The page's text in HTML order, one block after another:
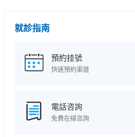
就診指南
預約挂號
快速預約渠道
電話咨詢
免費在線咨詢